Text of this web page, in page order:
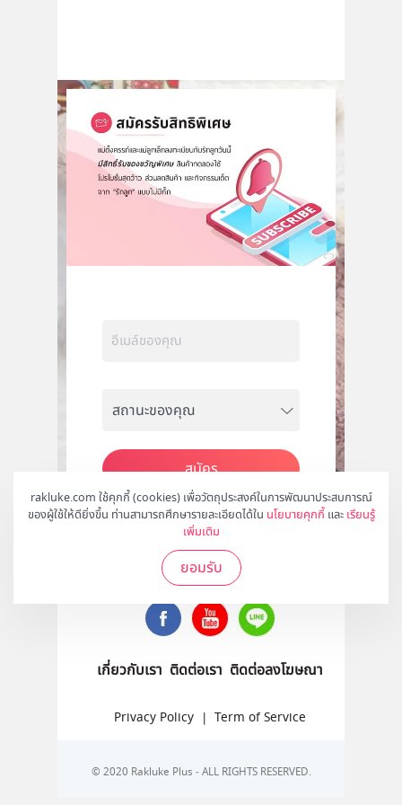
rakluke.com ใช้คุกกี้ (cookies) เพื่อวัตถุประสงค์ในการพัฒนาประสบการณ์
ของผู้ใช้ให้ดียิ่งขึ้น ท่านสามารถศึกษารายละเอียดได้ใน นโยบายคุกกี้ และ เรียนรู้
เพิ่มเติม
ยอมรับ
สมัคร
ติดตามเราได้ที่
เกี่ยวกับเรา ติดต่อเรา ติดต่อลงโฆษณา
Privacy Policy | Term of Service
© 2020 Rakluke Plus - ALL RIGHTS RESERVED.